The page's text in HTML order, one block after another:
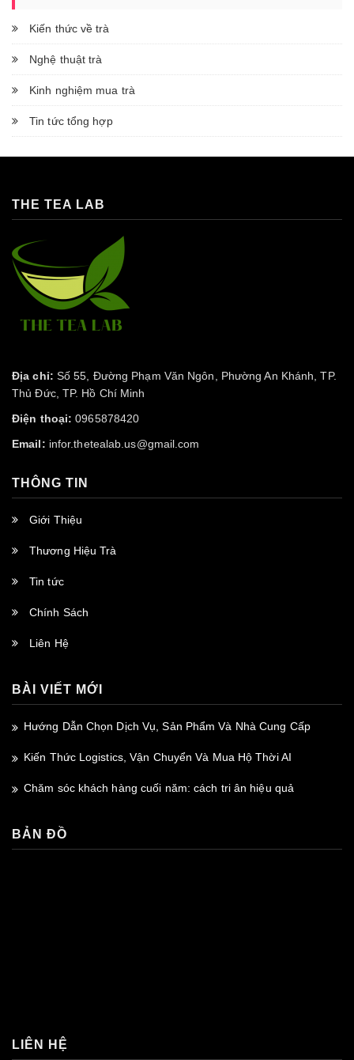
Kiến thức về trà
Nghệ thuật trà
Kinh nghiệm mua trà
Tin tức tổng hợp
THE TEA LAB
Địa chỉ: Số 55, Đường Phạm Văn Ngôn, Phường An Khánh, TP.
Thủ Đức, TP. Hồ Chí Minh
Điện thoại: 0965878420
Email: infor.thetealab.us@gmail.com
THÔNG TIN
Giới Thiệu
Thương Hiệu Trà
Tin tức
Chính Sách
Liên Hệ
BÀI VIẾT MỚI
Hướng Dẫn Chọn Dịch Vụ, Sản Phẩm Và Nhà Cung Cấp
Kiến Thức Logistics, Vận Chuyển Và Mua Hộ Thời AI
Chăm sóc khách hàng cuối năm: cách tri ân hiệu quả
BẢN ĐỒ
LIÊN HỆ